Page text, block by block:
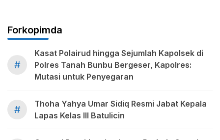
Forkopimda
#
Kasat Polairud hingga Sejumlah Kapolsek di
Polres Tanah Bunbu Bergeser, Kapolres:
Mutasi untuk Penyegaran
#
Thoha Yahya Umar Sidiq Resmi Jabat Kepala
Lapas Kelas III Batulicin